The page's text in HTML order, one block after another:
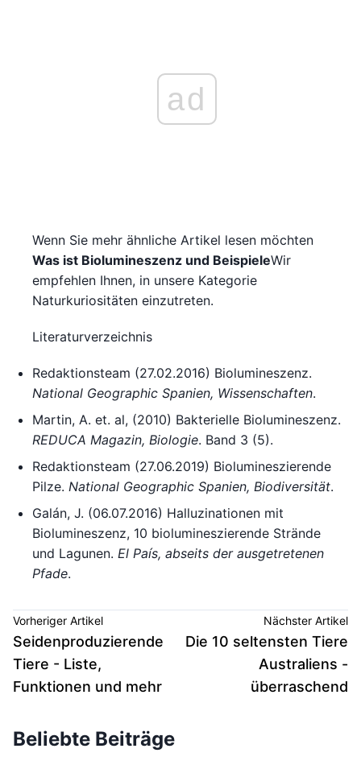
ad
Wenn Sie mehr ähnliche Artikel lesen möchten
Was ist Biolumineszenz und BeispieleWir
empfehlen Ihnen, in unsere Kategorie
Naturkuriositäten einzutreten.
Literaturverzeichnis
Redaktionsteam (27.02.2016) Biolumineszenz.
National Geographic Spanien, Wissenschaften.
Martin, A. et. al, (2010) Bakterielle Biolumineszenz.
REDUCA Magazin, Biologie. Band 3 (5).
Redaktionsteam (27.06.2019) Biolumineszierende
Pilze. National Geographic Spanien, Biodiversität.
Galán, J. (06.07.2016) Halluzinationen mit
Biolumineszenz, 10 biolumineszierende Strände
und Lagunen. El País, abseits der ausgetretenen
Pfade.
Vorheriger Artikel
Seidenproduzierende
Tiere - Liste,
Funktionen und mehr
Nächster Artikel
Die 10 seltensten Tiere
Australiens -
überraschend
Beliebte Beiträge